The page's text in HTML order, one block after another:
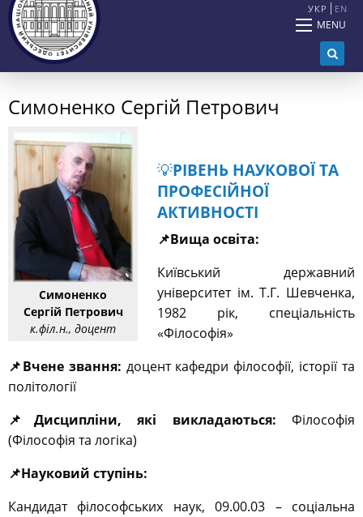
УКР EN
MENU
Симоненко Сергій Петрович
Симоненко
Сергій Петрович
к.філ.н., доцент
💡РІВЕНЬ НАУКОВОЇ ТА
ПРОФЕСІЙНОЇ
АКТИВНОСТІ
📌Вища освіта:
Київський державний
університет ім. Т.Г. Шевченка,
1982 рік, спеціальність
«Філософія»
📌Вчене звання: доцент кафедри філософії, історії та
політології
📌 Дисципліни, які викладаються: Філософія
(Філософія та логіка)
📌Науковий ступінь:
Кандидат філософських наук, 09.00.03 – соціальна